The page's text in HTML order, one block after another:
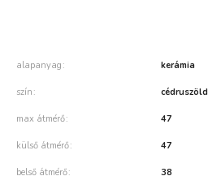
alapanyag kerámia
szín cédruszöld
max átmérő 47
külső átmérő 47
belső átmérő 38